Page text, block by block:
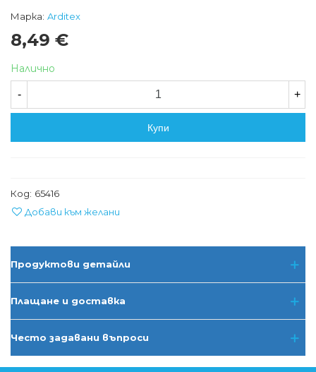
Марка: Arditex
8,49 €
Налично
- +
Купи
Код: 65416
Добави към желани
Продуктови детайли
Плащане и доставка
Често задавани въпроси